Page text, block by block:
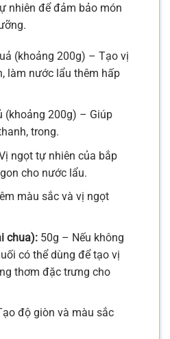
nhiên để đảm bảo món
(khoảng 200g) – Tạo vị
làm nước lẩu thêm hấp
(khoảng 200g) – Giúp
trong.
ngọt tự nhiên của bắp
cho nước lẩu.
màu sắc và vị ngọt
chua):50g – Nếu không
có thể dùng để tạo vị
thơm đặc trưng cho
độ giòn và màu sắc